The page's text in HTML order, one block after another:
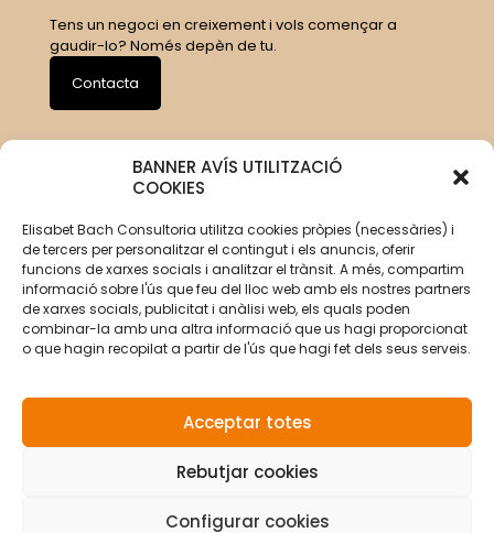
BANNER AVÍS UTILITZACIÓ
COOKIES
Elisabet Bach Consultoria utilitza cookies pròpies (necessàries) i
de tercers per personalitzar el contingut i els anuncis, oferir
funcions de xarxes socials i analitzar el trànsit. A més, compartim
informació sobre l'ús que feu del lloc web amb els nostres partners
de xarxes socials, publicitat i anàlisi web, els quals poden
combinar-la amb una altra informació que us hagi proporcionat
o que hagin recopilat a partir de l'ús que hagi fet dels seus serveis.
Acceptar totes
Rebutjar cookies
Configurar cookies
Tens un negoci en creixement i vols començar a
gaudir-lo? Només depèn de tu.
Contacta
Política de privacitat|Política de cookies